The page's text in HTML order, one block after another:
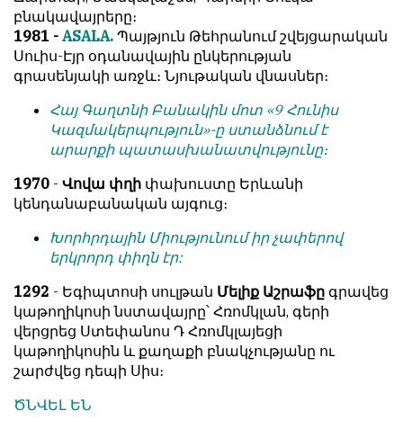
բնակավայրերը։
1981 - ASALA. Պայթյուն Թեհրանում շվեյցարական
Սուիս-Էյր օդանավային ընկերության
գրասենյակի առջև։ Նյութական վնասներ։
Հայ Գաղտնի Բանակին մոտ «9 Հունիս
Կազմակերպություն»-ը ստանձնում է
արարքի պատասխանատվությունը։
1970 - Վովա փղի փախուստը Երևանի
կենդանաբանական այգուց։
Խորհրդային Միությունում իր չափերով
երկրորդ փիղն էր:
1292 - Եգիպտոսի սուլթան Մելիք Աշրաֆը գրավեց
կաթողիկոսի նստավայրը՝ Հռոմկլան, գերի
վերցրեց Ստեփանոս Դ Հռոմկլայեցի
կաթողիկոսին և քաղաքի բնակչությանը ու
շարժվեց դեպի Սիս։
ԾՆՎԵԼ ԵՆ